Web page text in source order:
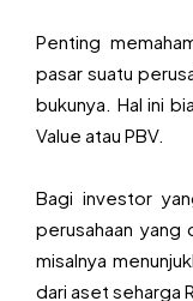
Penting
pasar suatu
bukunya. Hal ini
Value atau PBV.
Bagi investor
perusahaan yang
misalnya
dari aset seharga